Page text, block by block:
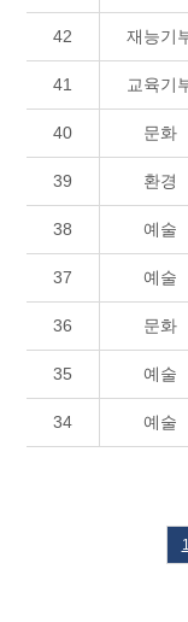
42 재능기
41 교육기
40 문화
39 환경
38 예술
37 예술
36 문화
35 예술
34 예술
1